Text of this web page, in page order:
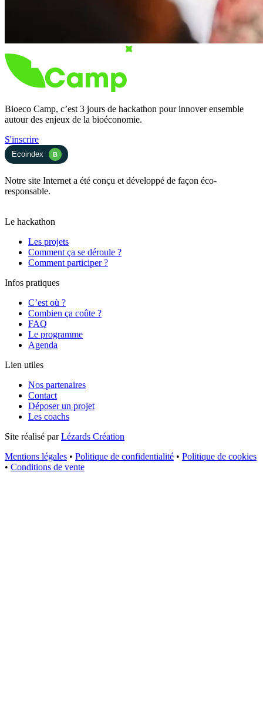
Bioeco Camp, c’est 3 jours de hackathon pour innover ensemble
autour des enjeux de la bioéconomie.
S'inscrire
Ecoindex B
Notre site Internet a été conçu et développé de façon éco-
responsable.
Le hackathon
Les projets
Comment ça se déroule ?
Comment participer ?
Infos pratiques
C’est où ?
Combien ça coûte ?
FAQ
Le programme
Agenda
Lien utiles
Nos partenaires
Contact
Déposer un projet
Les coachs
Site réalisé parLézards Création
Mentions légales • Politique de confidentialité • Politique de cookies
• Conditions de vente